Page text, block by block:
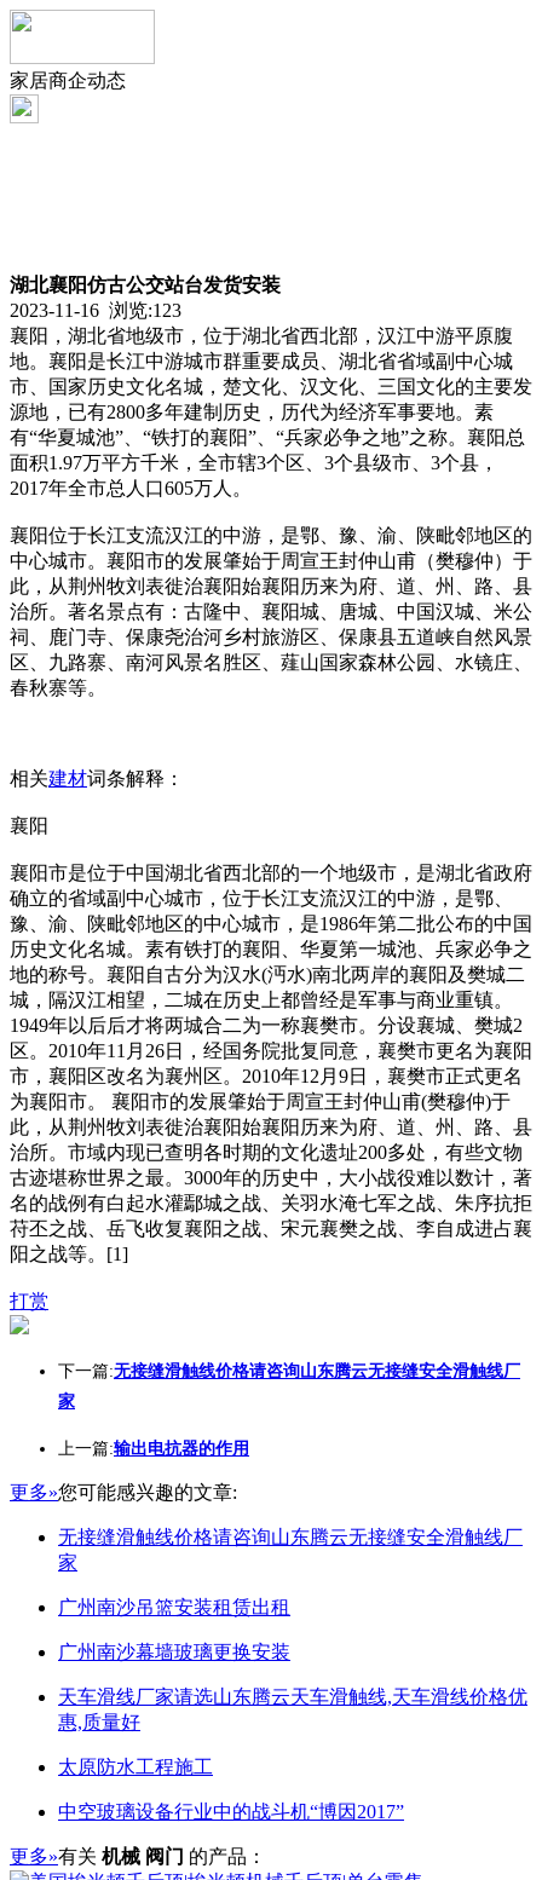
家居商企动态
湖北襄阳仿古公交站台发货安装
2023-11-16 浏览:123
襄阳，湖北省地级市，位于湖北省西北部，汉江中游平原腹
地。襄阳是长江中游城市群重要成员、湖北省省域副中心城
市、国家历史文化名城，楚文化、汉文化、三国文化的主要发
源地，已有2800多年建制历史，历代为经济军事要地。素
有“华夏城池”、“铁打的襄阳”、“兵家必争之地”之称。襄阳总
面积1.97万平方千米，全市辖3个区、3个县级市、3个县，
2017年全市总人口605万人。
襄阳位于长江支流汉江的中游，是鄂、豫、渝、陕毗邻地区的
中心城市。襄阳市的发展肇始于周宣王封仲山甫（樊穆仲）于
此，从荆州牧刘表徙治襄阳始襄阳历来为府、道、州、路、县
治所。著名景点有：古隆中、襄阳城、唐城、中国汉城、米公
祠、鹿门寺、保康尧治河乡村旅游区、保康县五道峡自然风景
区、九路寨、南河风景名胜区、薤山国家森林公园、水镜庄、
春秋寨等。
相关建材词条解释：
襄阳
襄阳市是位于中国湖北省西北部的一个地级市，是湖北省政府
确立的省域副中心城市，位于长江支流汉江的中游，是鄂、
豫、渝、陕毗邻地区的中心城市，是1986年第二批公布的中国
历史文化名城。素有铁打的襄阳、华夏第一城池、兵家必争之
地的称号。襄阳自古分为汉水(沔水)南北两岸的襄阳及樊城二
城，隔汉江相望，二城在历史上都曾经是军事与商业重镇。
1949年以后后才将两城合二为一称襄樊市。分设襄城、樊城2
区。2010年11月26日，经国务院批复同意，襄樊市更名为襄阳
市，襄阳区改名为襄州区。2010年12月9日，襄樊市正式更名
为襄阳市。 襄阳市的发展肇始于周宣王封仲山甫(樊穆仲)于
此，从荆州牧刘表徙治襄阳始襄阳历来为府、道、州、路、县
治所。市域内现已查明各时期的文化遗址200多处，有些文物
古迹堪称世界之最。3000年的历史中，大小战役难以数计，著
名的战例有白起水灌鄢城之战、关羽水淹七军之战、朱序抗拒
苻丕之战、岳飞收复襄阳之战、宋元襄樊之战、李自成进占襄
阳之战等。[1]
打赏
下一篇:无接缝滑触线价格请咨询山东腾云无接缝安全滑触线厂
家
上一篇:输出电抗器的作用
更多»您可能感兴趣的文章:
无接缝滑触线价格请咨询山东腾云无接缝安全滑触线厂
家
广州南沙吊篮安装租赁出租
广州南沙幕墙玻璃更换安装
天车滑线厂家请选山东腾云天车滑触线,天车滑线价格优
惠,质量好
太原防水工程施工
中空玻璃设备行业中的战斗机“博因2017”
更多»有关 机械 阀门 的产品：